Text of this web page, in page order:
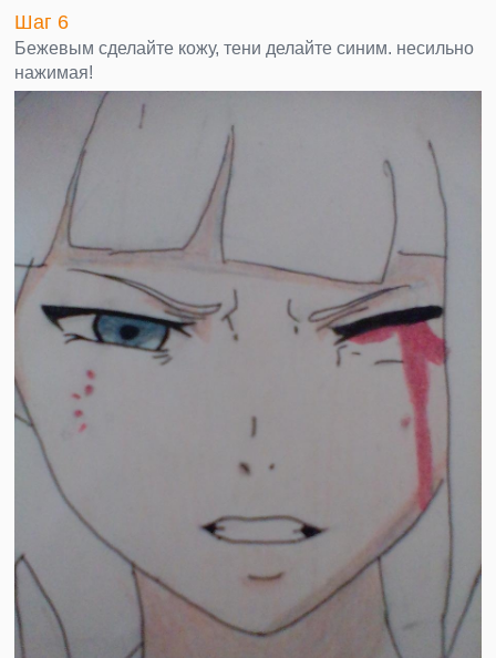
Шаг 6
Бежевым сделайте кожу, тени делайте синим. несильно
нажимая!